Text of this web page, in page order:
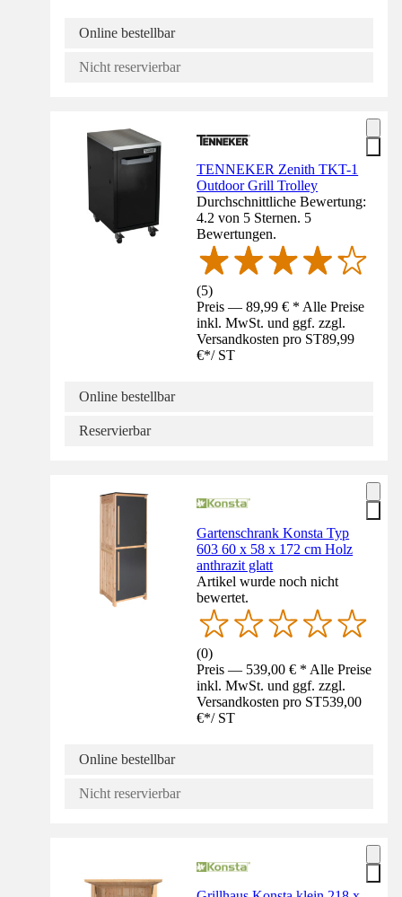
Online bestellbar
Nicht reservierbar
TENNEKER Zenith TKT-1
Outdoor Grill Trolley
Durchschnittliche Bewertung:
4.2 von 5 Sternen. 5
Bewertungen.
(5)
Preis — 89,99 € * Alle Preise
inkl. MwSt. und ggf. zzgl.
Versandkosten pro ST89,99
€*/ ST
Online bestellbar
Reservierbar
Gartenschrank Konsta Typ
603 60 x 58 x 172 cm Holz
anthrazit glatt
Artikel wurde noch nicht
bewertet.
(0)
Preis — 539,00 € * Alle Preise
inkl. MwSt. und ggf. zzgl.
Versandkosten pro ST539,00
€*/ ST
Online bestellbar
Nicht reservierbar